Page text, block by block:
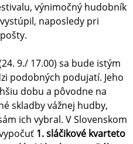
výnimočný hudobník
naposledy pri
9./ 17.00) sa bude istým
podobných podujatí. Jeho
dobu a pôvodne na
skladby vážnej hudby,
ich vybral. V Slovenskom
1.sláčikové kvarteto